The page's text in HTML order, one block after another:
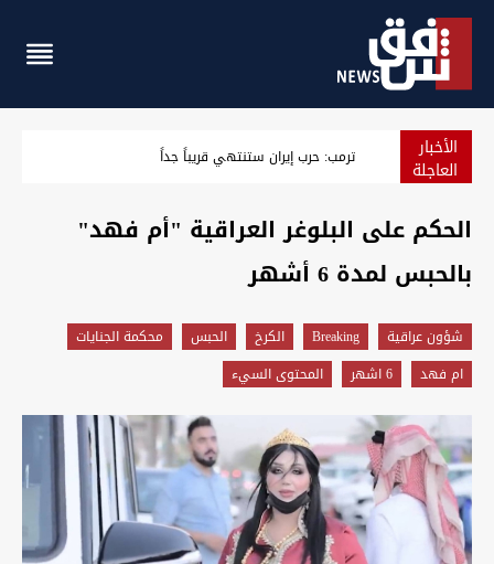
الأخبار
العاجلة الذهب يستقر ويتجه لأكبر مكسب أسبوعي منذ كانون الثاني
الحكم على البلوغر العراقية "أم فهد"
بالحبس لمدة 6 أشهر
شؤون عراقية Breaking الكرخ الحبس
محكمة الجنايات
ام فهد
6 اشهر المحتوى السيء